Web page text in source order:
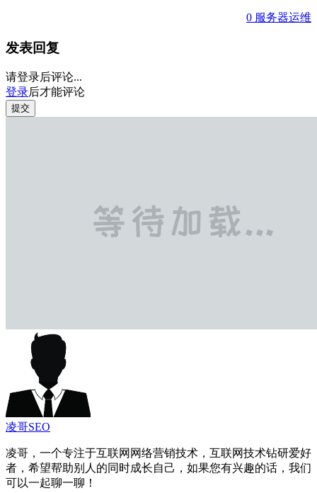
0 服务器运维
发表回复
请登录后评论...
登录后才能评论
提交
凌哥SEO
凌哥，一个专注于互联网网络营销技术，互联网技术钻研爱好
者，希望帮助别人的同时成长自己，如果您有兴趣的话，我们
可以一起聊一聊！